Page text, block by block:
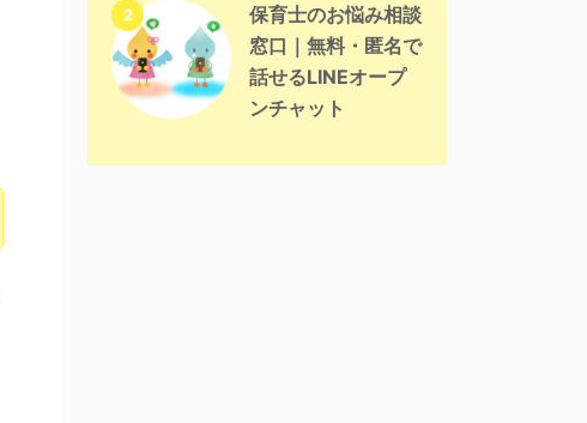
2
保育士のお悩み相談
窓口｜無料・匿名で
話せるLINEオープ
ンチャット